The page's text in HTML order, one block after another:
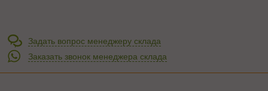
Задать вопрос менеджеру склада
Заказать звонок менеджера склада